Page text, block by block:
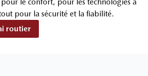
pour la sécurité et la fiabilité.
routier